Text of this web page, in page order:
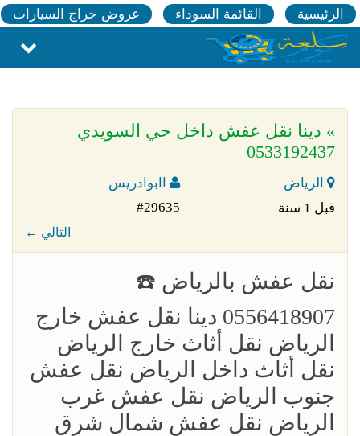
الرئيسية القائمة السوداء عروض حراج السيارات
» دينا نقل عفش داخل حي السويدي
0533192437
الرياض
اابوادريس
قبل 1 سنة
#29635
← التالي
‏نقل عفش بالرياض ☎️
0556418907 دينا نقل عفش خارج
الرياض نقل أثاث خارج الرياض
نقل أثاث داخل الرياض نقل عفش
جنوب الرياض نقل عفش غرب
الرياض نقل عفش شمال شرق